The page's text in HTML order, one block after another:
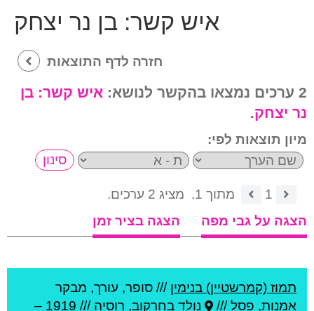
איש קשר: בן נר יצחק
חזרה לדף התוצאות
2 ערכים נמצאו בהקשר לנושא: איש קשר: בן
נר יצחק.
מיון תוצאות לפי:
1 מתוך 1.
מציג 2 ערכים.
הצגה על גבי מפה
הצגה בציר זמן
תמוז (קמרשטיין) בנימין /// סופר, עורך, מבקר
אמנות, פסל ///
נולד בחרקוב, רוסיה ///
1919
–